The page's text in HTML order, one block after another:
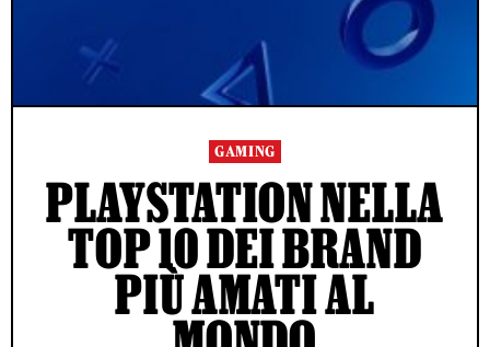
GAMING
PLAYSTATION NELLA
TOP 10 DEI BRAND
PIÙ AMATI AL